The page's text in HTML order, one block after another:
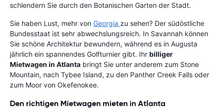
schlendern Sie durch den Botanischen Garten der Stadt.
Sie haben Lust, mehr von Georgia zu sehen? Der südöstliche
Bundesstaat ist sehr abwechslungsreich. In Savannah können
Sie schöne Architektur bewundern, während es in Augusta
jährlich ein spannendes Golfturnier gibt. Ihr billiger
Mietwagen in Atlanta bringt Sie unter anderem zum Stone
Mountain, nach Tybee Island, zu den Panther Creek Falls oder
zum Moor von Okefenokee.
Den richtigen Mietwagen mieten in Atlanta